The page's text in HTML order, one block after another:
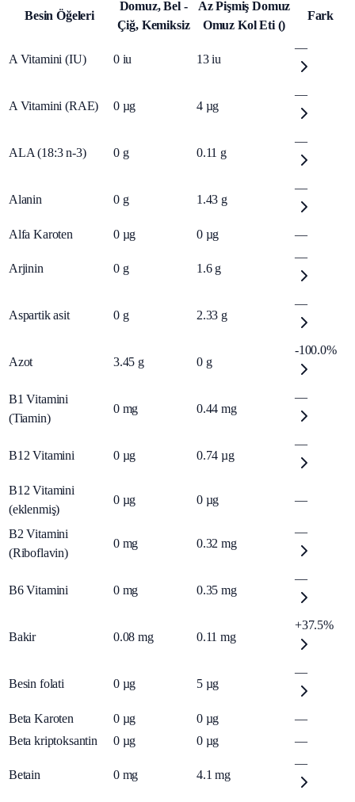
Besin Öğeleri
Domuz, Bel -
Çiğ, Kemiksiz
Az Pişmiş Domuz
Omuz Kol Eti ()
Fark
A Vitamini (IU) 0 iu 13 iu
—
A Vitamini (RAE) 0 µg 4 µg
—
ALA (18:3 n-3) 0 g 0.11 g
—
Alanin 0 g 1.43 g
—
Alfa Karoten 0 µg 0 µg —
Arjinin 0 g 1.6 g
—
Aspartik asit 0 g 2.33 g
—
Azot 3.45 g 0 g
-100.0%
B1 Vitamini
(Tiamin)
0 mg 0.44 mg
—
B12 Vitamini 0 µg 0.74 µg
—
B12 Vitamini
(eklenmiş)
0 µg 0 µg —
B2 Vitamini
(Riboflavin)
0 mg 0.32 mg
—
B6 Vitamini 0 mg 0.35 mg
—
Bakir 0.08 mg 0.11 mg
+37.5%
Besin folati 0 µg 5 µg
—
Beta Karoten 0 µg 0 µg
—
Beta kriptoksantin
0 µg 0 µg —
Betain 0 mg 4.1 mg
—